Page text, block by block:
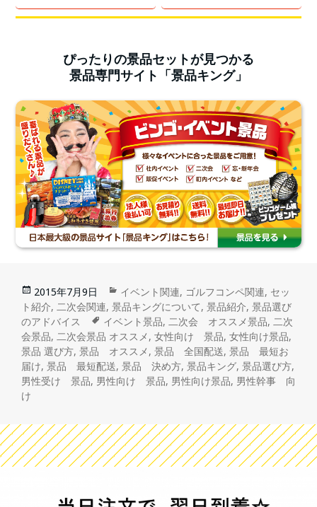
ぴったりの景品セットが見つかる
景品専門サイト「景品キング」
2015年7月9日 イベント関連, ゴルフコンペ関連, セッ
ト紹介, 二次会関連, 景品キングについて, 景品紹介, 景品選び
のアドバイス
イベント景品, 二次会 オススメ景品, 二次
会景品, 二次会景品 オススメ , 女性向け 景品, 女性向け景品,
景品 選び方, 景品 オススメ , 景品 全国配送, 景品 最短お
届け, 景品 最短配送, 景品 決め方, 景品キング, 景品選び方,
男性受け 景品, 男性向け 景品, 男性向け景品, 男性幹事 向
け